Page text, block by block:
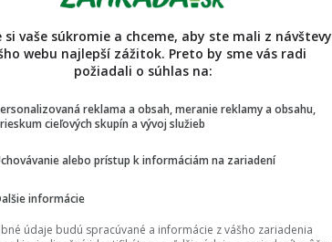
si vaše súkromie a chceme, aby ste mali z návštevy
webu najlepší zážitok. Preto by sme vás radi
požiadali o súhlas na:
reklama a obsah, meranie reklamy a obsahu,
cieľových skupín a vývoj služieb
alebo prístup k informáciám na zariadení
informácie
údaje budú spracúvané a informácie z vášho zariadenia